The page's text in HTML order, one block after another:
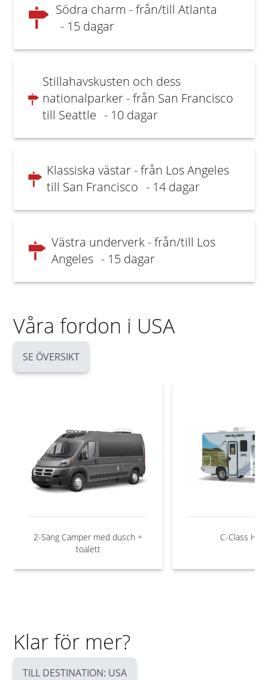
Södra charm - från/till Atlanta
- 15 dagar
Stillahavskusten och dess
nationalparker - från San Francisco
till Seattle - 10 dagar
Klassiska västar - från Los Angeles
till San Francisco - 14 dagar
Västra underverk - från/till Los
Angeles - 15 dagar
Våra fordon i USA
SE ÖVERSIKT
2-Säng Camper med dusch +
toalett
C-Class
Klar för mer?
TILL DESTINATION: USA